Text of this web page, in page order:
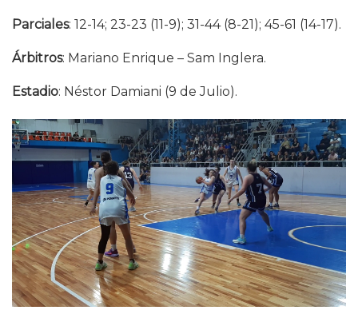
Parciales: 12-14; 23-23 (11-9); 31-44 (8-21); 45-61 (14-17).
Árbitros: Mariano Enrique – Sam Inglera.
Estadio: Néstor Damiani (9 de Julio).